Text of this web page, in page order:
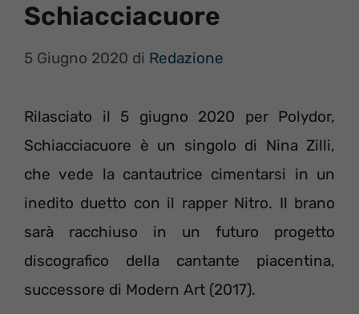
Schiacciacuore
5 Giugno 2020 di Redazione
Rilasciato il 5 giugno 2020 per Polydor,
Schiacciacuore è un singolo di Nina Zilli,
che vede la cantautrice cimentarsi in un
inedito duetto con il rapper Nitro. Il brano
sarà racchiuso in un futuro progetto
discografico della cantante piacentina,
successore di Modern Art (2017).